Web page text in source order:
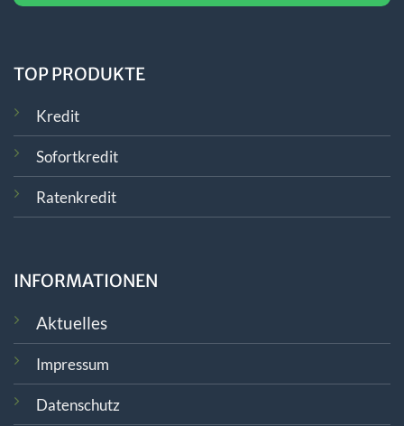
TOP PRODUKTE
Kredit
Sofortkredit
Ratenkredit
INFORMATIONEN
Aktuelles
Impressum
Datenschutz